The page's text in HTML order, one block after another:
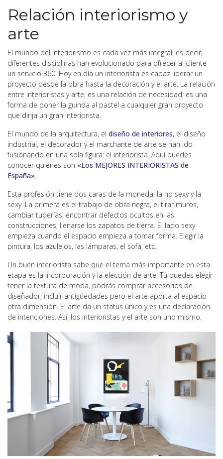
Relación interiorismo y
arte
El mundo del interiorismo es cada vez más integral, es decir,
diferentes disciplinas han evolucionado para ofrecer al cliente
un servicio 360. Hoy en día un interiorista es capaz liderar un
proyecto desde la obra hasta la decoración y el arte. La relación
entre interioristas y arte, es una relación de necesidad, es una
forma de poner la guinda al pastel a cualquier gran proyecto
que dirija un gran interiorista.
El mundo de la arquitectura, el diseño de interiores, el diseño
industrial, el decorador y el marchante de arte se han ido
fusionando en una sola figura: el interiorista. Aquí puedes
conocer quienes son «Los MEJORES INTERIORISTAS de
España»
Esta profesión tiene dos caras de la moneda: la no sexy y la
sexy. La primera es el trabajo de obra negra, el tirar muros,
cambiar tuberías, encontrar defectos ocultos en las
construcciones, llenarse los zapatos de tierra. El lado sexy
empieza cuando el espacio empieza a tomar forma. Elegir la
pintura, los azulejos, las lámparas, el sofá, etc.
Un buen interiorista sabe que el tema más importante en esta
etapa es la incorporación y la elección de arte. Tú puedes elegir
tener la textura de moda, podrás comprar accesorios de
diseñador, incluir antigüedades pero el arte aporta al espacio
otra dimensión. El arte da un status único y es una declaración
de intenciones. Así, los interioristas y el arte son uno mismo.